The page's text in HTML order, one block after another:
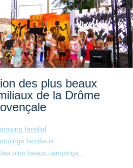
des plus beaux
de la Drôme
familial
familiaux
plus beaux campings...